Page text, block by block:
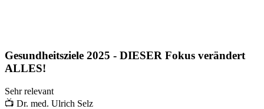
Gesundheitsziele 2025 - DIESER Fokus verändert
ALLES!
Sehr relevant
📺 Dr. med. Ulrich Selz